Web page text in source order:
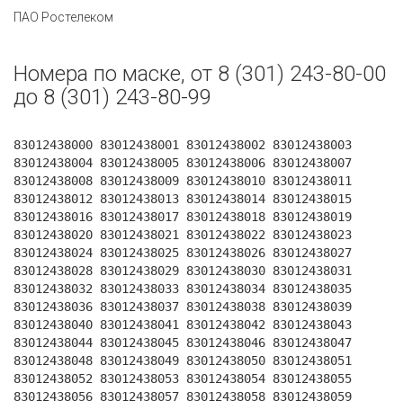
ПАО Ростелеком
Номера по маске, от 8 (301) 243-80-00
до 8 (301) 243-80-99
83012438000 83012438001 83012438002 83012438003
83012438004 83012438005 83012438006 83012438007
83012438008 83012438009 83012438010 83012438011
83012438012 83012438013 83012438014 83012438015
83012438016 83012438017 83012438018 83012438019
83012438020 83012438021 83012438022 83012438023
83012438024 83012438025 83012438026 83012438027
83012438028 83012438029 83012438030 83012438031
83012438032 83012438033 83012438034 83012438035
83012438036 83012438037 83012438038 83012438039
83012438040 83012438041 83012438042 83012438043
83012438044 83012438045 83012438046 83012438047
83012438048 83012438049 83012438050 83012438051
83012438052 83012438053 83012438054 83012438055
83012438056 83012438057 83012438058 83012438059